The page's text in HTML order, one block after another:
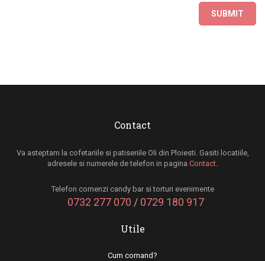
Contact
Va asteptam la cofetariile si patiseriile Oli din Ploiesti. Gasiti locatiile,
adresele si numerele de telefon in pagina Contact.
Telefon comenzi candy bar si torturi evenimente
0732 277 070 / 0729 180 917
Utile
Cum comand?